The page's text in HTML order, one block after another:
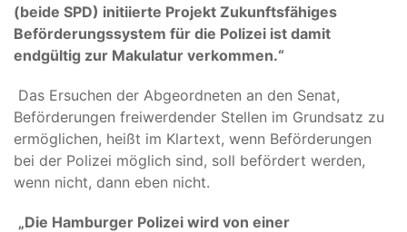
(beide SPD) initiierte Projekt Zukunftsfähiges
Beförderungssystem für die Polizei ist damit
endgültig zur Makulatur verkommen.“
Das Ersuchen der Abgeordneten an den Senat,
Beförderungen freiwerdender Stellen im Grundsatz zu
ermöglichen, heißt im Klartext, wenn Beförderungen
bei der Polizei möglich sind, soll befördert werden,
wenn nicht, dann eben nicht.
„Die Hamburger Polizei wird von einer